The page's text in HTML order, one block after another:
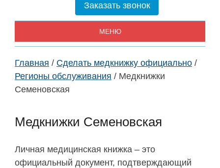
Заказать звонок
МЕНЮ
Главная / Сделать медкнижку официально /
Регионы обслуживания / Медкнижки
Семеновская
Медкнижки Семеновская
Личная медицинская книжка – это
официальный документ, подтверждающий